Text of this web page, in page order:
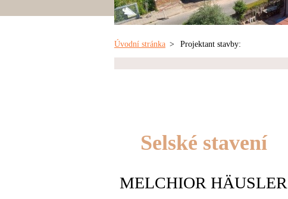
Úvodní stránka > Projektant stavby:
Selské stavení
MELCHIOR HÄUSLER